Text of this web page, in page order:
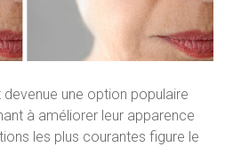
une option populaire
à améliorer leur apparence
les plus courantes figure le